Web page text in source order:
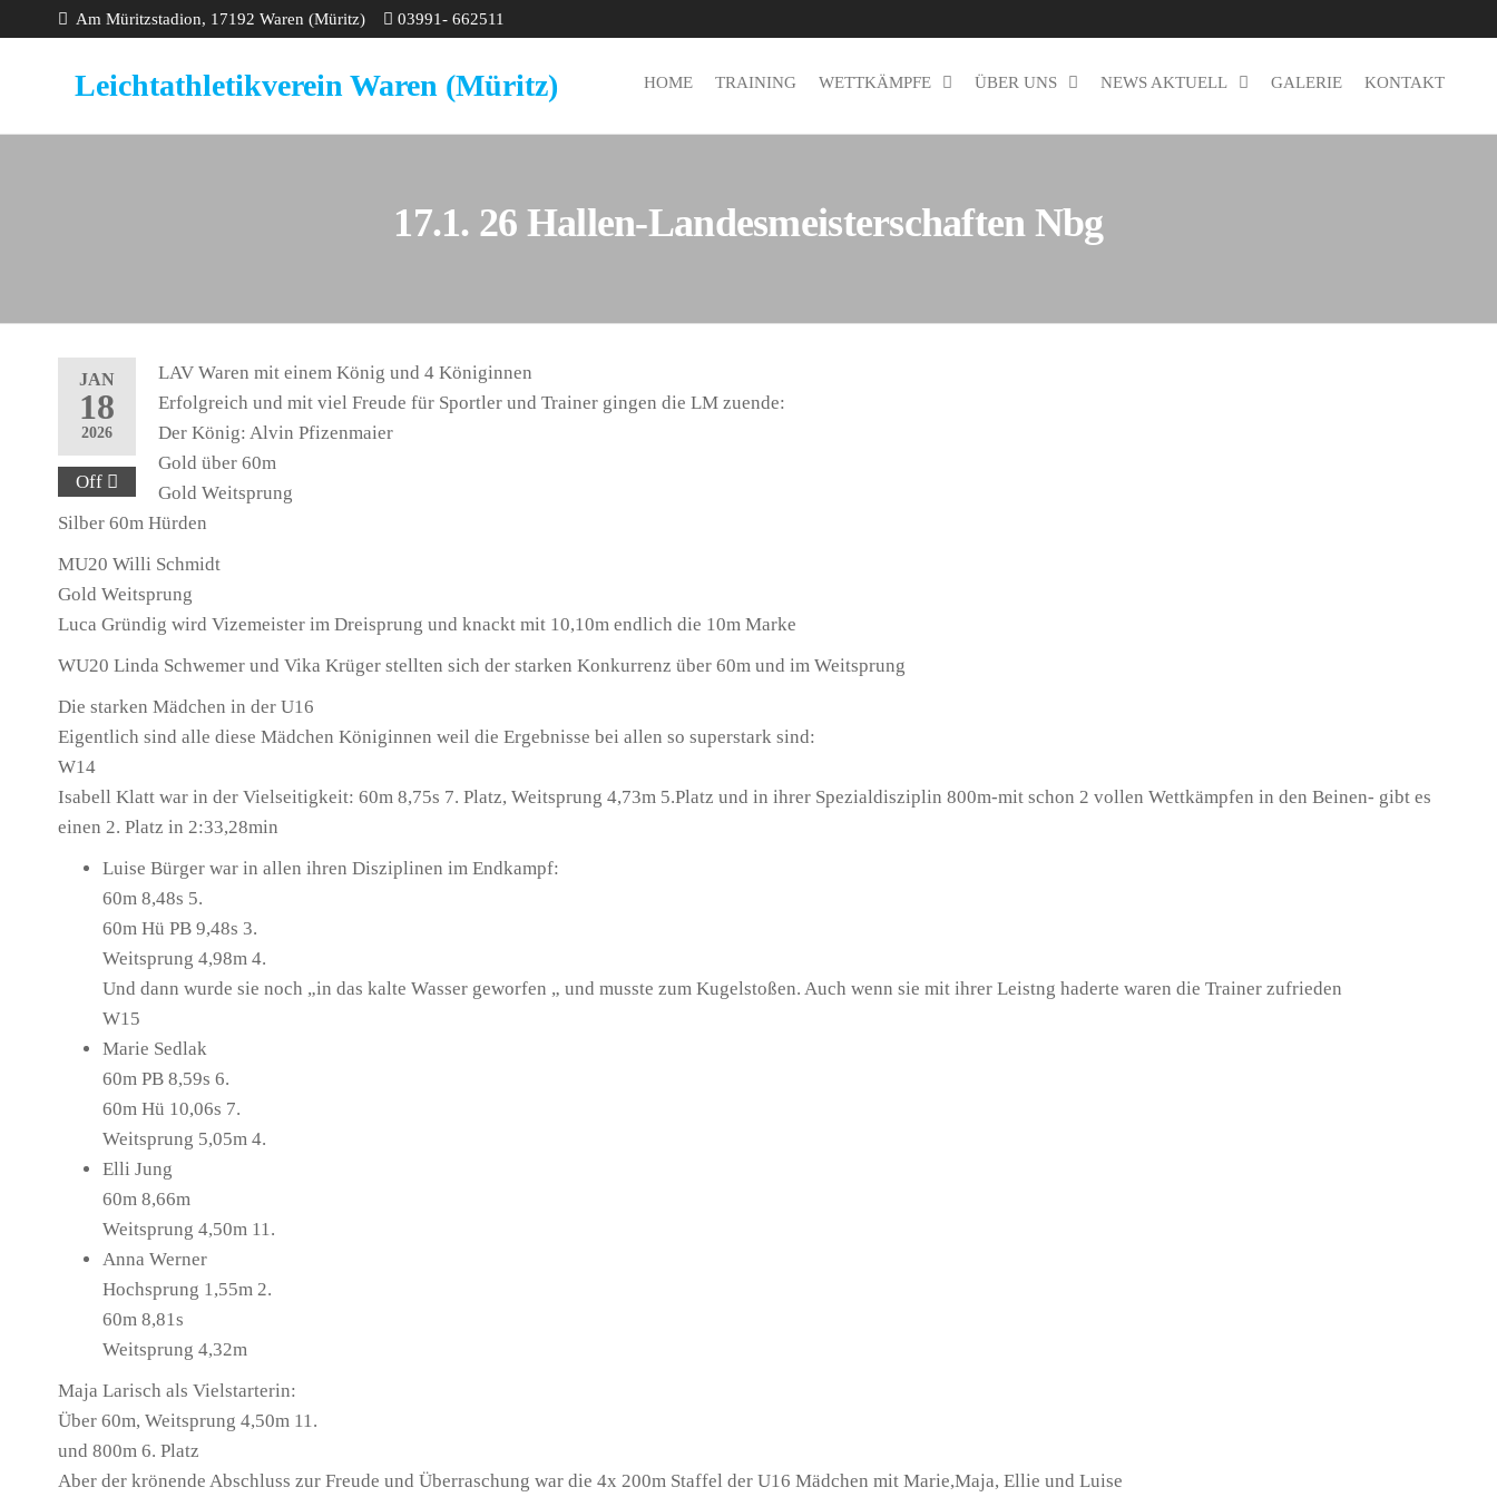
Am Müritzstadion, 17192 Waren (Müritz) 03991- 662511
Leichtathletikverein Waren (Müritz) HOME TRAINING WETTKÄMPFE ÜBER UNS NEWS AKTUELL GALERIE KONTAKT
17.1. 26 Hallen-Landesmeisterschaften Nbg
JAN
18
2026
Off
LAV Waren mit einem König und 4 Königinnen
Erfolgreich und mit viel Freude für Sportler und Trainer gingen die LM zuende:
Der König: Alvin Pfizenmaier
Gold über 60m
Gold Weitsprung
Silber 60m Hürden
MU20 Willi Schmidt
Gold Weitsprung
Luca Gründig wird Vizemeister im Dreisprung und knackt mit 10,10m endlich die 10m Marke
WU20 Linda Schwemer und Vika Krüger stellten sich der starken Konkurrenz über 60m und im Weitsprung
Die starken Mädchen in der U16
Eigentlich sind alle diese Mädchen Königinnen weil die Ergebnisse bei allen so superstark sind:
W14
Isabell Klatt war in der Vielseitigkeit: 60m 8,75s 7. Platz, Weitsprung 4,73m 5.Platz und in ihrer Spezialdisziplin 800m-mit schon 2 vollen Wettkämpfen in den Beinen- gibt es
einen 2. Platz in 2:33,28min
Luise Bürger war in allen ihren Disziplinen im Endkampf:
60m 8,48s 5.
60m Hü PB 9,48s 3.
Weitsprung 4,98m 4.
Und dann wurde sie noch „in das kalte Wasser geworfen „ und musste zum Kugelstoßen. Auch wenn sie mit ihrer Leistng haderte waren die Trainer zufrieden
W15
Marie Sedlak
60m PB 8,59s 6.
60m Hü 10,06s 7.
Weitsprung 5,05m 4.
Elli Jung
60m 8,66m
Weitsprung 4,50m 11.
Anna Werner
Hochsprung 1,55m 2.
60m 8,81s
Weitsprung 4,32m
Maja Larisch als Vielstarterin:
Über 60m, Weitsprung 4,50m 11.
und 800m 6. Platz
Aber der krönende Abschluss zur Freude und Überraschung war die 4x 200m Staffel der U16 Mädchen mit Marie,Maja, Ellie und Luise